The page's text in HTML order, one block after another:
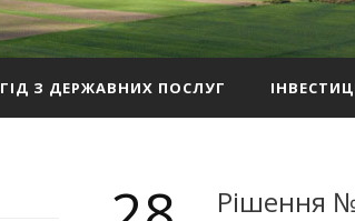
ГІД З ДЕРЖАВНИХ ПОСЛУГ
Рішення